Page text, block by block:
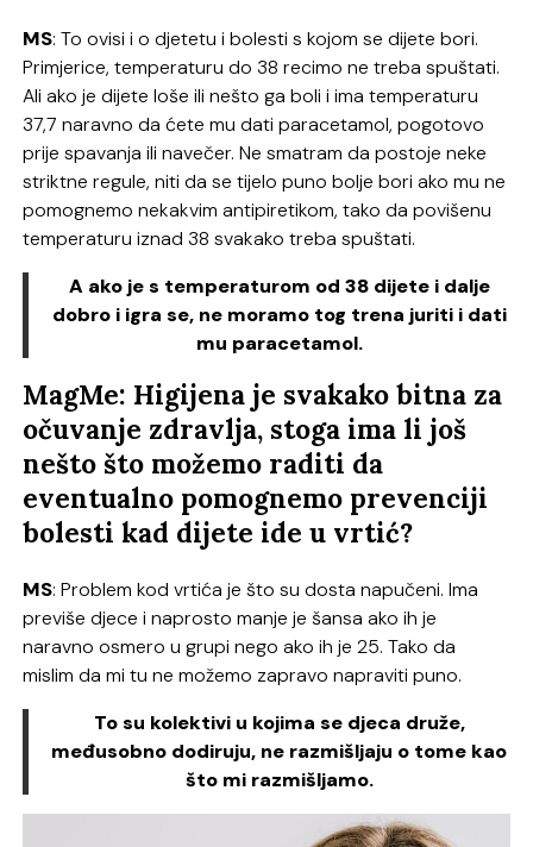
MS: To ovisi i o djetetu i bolesti s kojom se dijete bori.
Primjerice, temperaturu do 38 recimo ne treba spuštati.
Ali ako je dijete loše ili nešto ga boli i ima temperaturu
37,7 naravno da ćete mu dati paracetamol, pogotovo
prije spavanja ili navečer. Ne smatram da postoje neke
striktne regule, niti da se tijelo puno bolje bori ako mu ne
pomognemo nekakvim antipiretikom, tako da povišenu
temperaturu iznad 38 svakako treba spuštati.
A ako je s temperaturom od 38 dijete i dalje
dobro i igra se, ne moramo tog trena juriti i dati
mu paracetamol.
MagMe: Higijena je svakako bitna za
očuvanje zdravlja, stoga ima li još
nešto što možemo raditi da
eventualno pomognemo prevenciji
bolesti kad dijete ide u vrtić?
MS: Problem kod vrtića je što su dosta napučeni. Ima
previše djece i naprosto manje je šansa ako ih je
naravno osmero u grupi nego ako ih je 25. Tako da
mislim da mi tu ne možemo zapravo napraviti puno.
To su kolektivi u kojima se djeca druže,
međusobno dodiruju, ne razmišljaju o tome kao
što mi razmišljamo.